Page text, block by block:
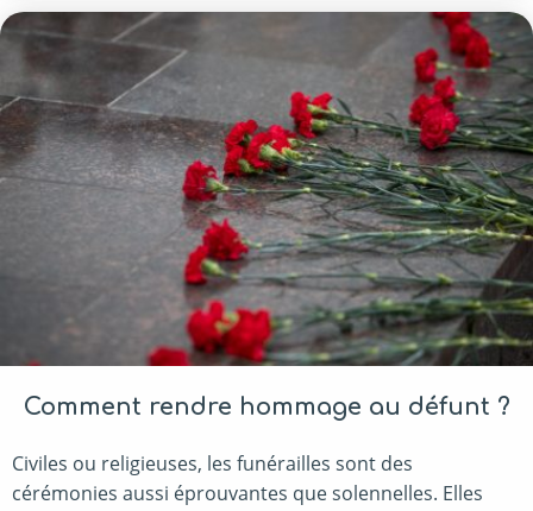
Comment rendre hommage au défunt ?
Civiles ou religieuses, les funérailles sont des
cérémonies aussi éprouvantes que solennelles. Elles